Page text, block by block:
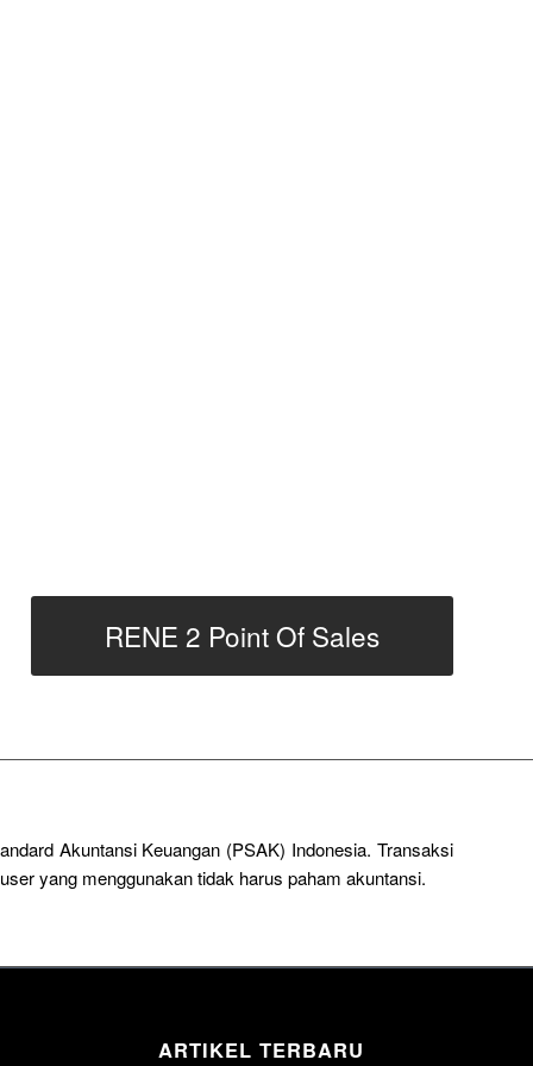
RENE 2 Point Of Sales
Akuntansi Keuangan (PSAK) Indonesia. Transaksi
yang menggunakan tidak harus paham akuntansi.
ARTIKEL TERBARU